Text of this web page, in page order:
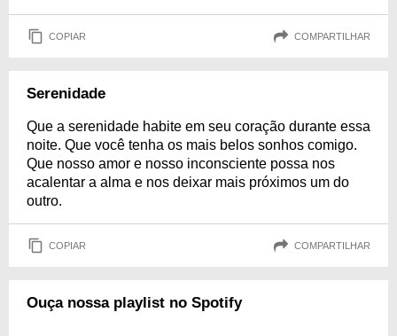
COPIAR COMPARTILHAR
Serenidade
Que a serenidade habite em seu coração durante essa
noite. Que você tenha os mais belos sonhos comigo.
Que nosso amor e nosso inconsciente possa nos
acalentar a alma e nos deixar mais próximos um do
outro.
COPIAR COMPARTILHAR
Ouça nossa playlist no Spotify